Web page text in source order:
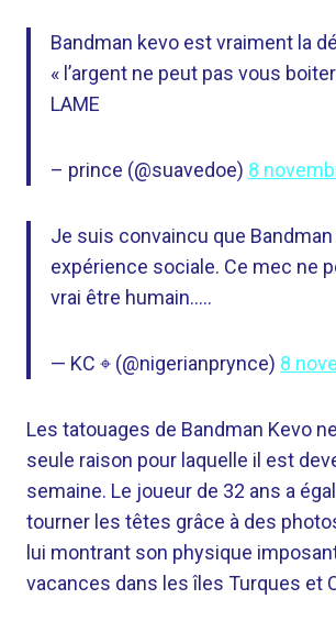
Bandman kevo est vraiment la
« l’argent ne peut pas vous
LAME
– prince (@suavedoe) 8
Je suis convaincu que
expérience sociale. Ce mec ne
vrai être humain…..
— KC ⌖ (@nigerianprynce) 8
Les tatouages ​​de Bandman Kevo
seule raison pour laquelle il est
semaine. Le joueur de 32 ans a
tourner les têtes grâce à des
lui montrant son physique
vacances dans les îles Turques et